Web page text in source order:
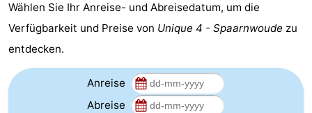
Wählen Sie Ihr Anreise- und Abreisedatum, um die
Verfügbarkeit und Preise von Unique 4 - Spaarnwoude zu
entdecken.
Anreise
Abreise